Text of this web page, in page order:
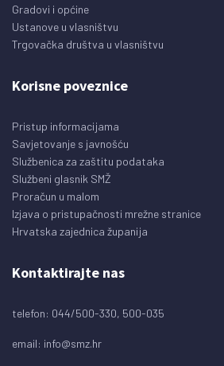
Gradovi i općine
Ustanove u vlasništvu
Trgovačka društva u vlasništvu
Korisne poveznice
Pristup informacijama
Savjetovanje s javnošću
Službenica za zaštitu podataka
Službeni glasnik SMŽ
Proračun u malom
Izjava o pristupačnosti mrežne stranice
Hrvatska zajednica županija
Kontaktirajte nas
telefon: 044/500-330, 500-035
email: info@smz.hr